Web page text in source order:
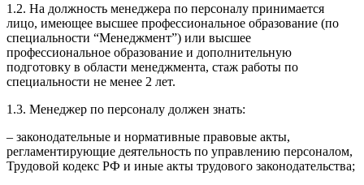
1.2. На должность менеджера по персоналу принимается
лицо, имеющее высшее профессиональное образование (по
специальности “Менеджмент”) или высшее
профессиональное образование и дополнительную
подготовку в области менеджмента, стаж работы по
специальности не менее 2 лет.
1.3. Менеджер по персоналу должен знать:
– законодательные и нормативные правовые акты,
регламентирующие деятельность по управлению персоналом,
Трудовой кодекс РФ и иные акты трудового законодательства;